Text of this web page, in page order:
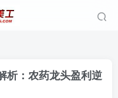
析：农药龙头盈利逆